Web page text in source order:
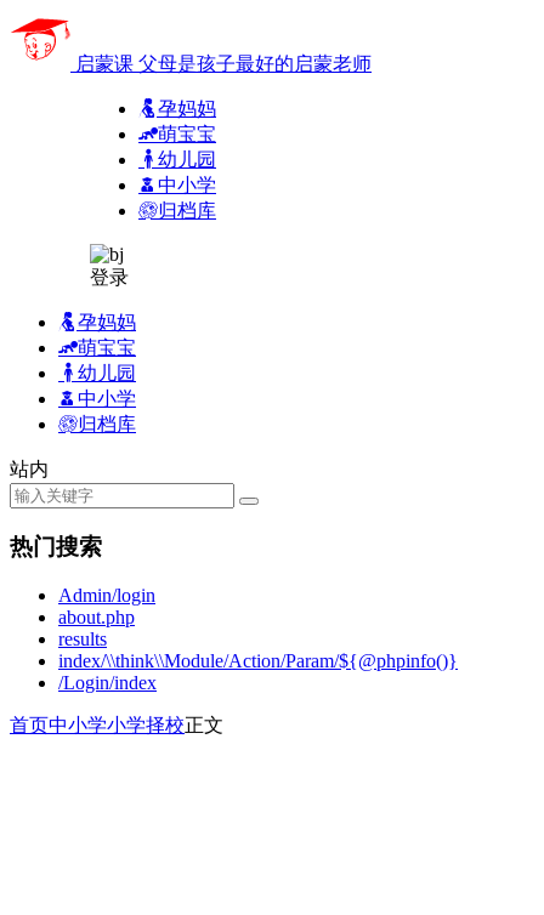
启蒙课 父母是孩子最好的启蒙老师
孕妈妈
萌宝宝
幼儿园
中小学
归档库
登录
孕妈妈
萌宝宝
幼儿园
中小学
归档库
站内
热门搜索
Admin/login
about.php
results
index/\\think\\Module/Action/Param/${@phpinfo()}
/Login/index
首页中小学小学择校正文